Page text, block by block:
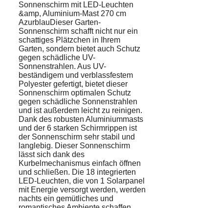
Sonnenschirm mit LED-Leuchten
&amp, Aluminium-Mast 270 cm
AzurblauDieser Garten-
Sonnenschirm schafft nicht nur ein
schattiges Plätzchen in Ihrem
Garten, sondern bietet auch Schutz
gegen schädliche UV-
Sonnenstrahlen. Aus UV-
beständigem und verblassfestem
Polyester gefertigt, bietet dieser
Sonnenschirm optimalen Schutz
gegen schädliche Sonnenstrahlen
und ist außerdem leicht zu reinigen.
Dank des robusten Aluminiummasts
und der 6 starken Schirmrippen ist
der Sonnenschirm sehr stabil und
langlebig. Dieser Sonnenschirm
lässt sich dank des
Kurbelmechanismus einfach öffnen
und schließen. Die 18 integrierten
LED-Leuchten, die von 1 Solarpanel
mit Energie versorgt werden, werden
nachts ein gemütliches und